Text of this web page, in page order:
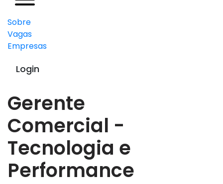
Sobre
Vagas
Empresas
Login
Gerente
Comercial -
Tecnologia e
Performance